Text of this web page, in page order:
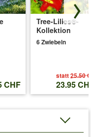
CHF
Tree-Lilies®-
Kollektion
6 Zwiebeln
statt25.50
23.95